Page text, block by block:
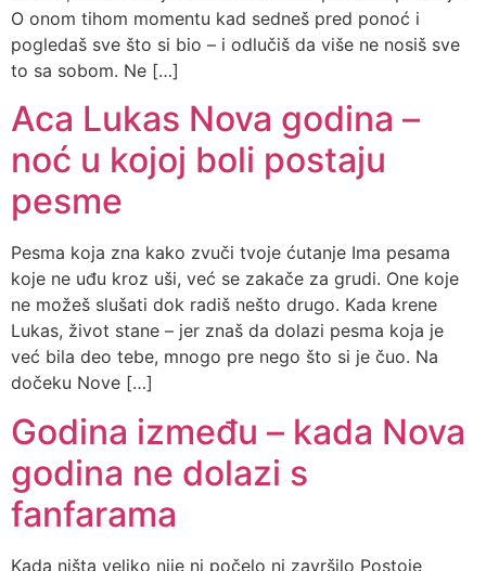
O onom tihom momentu kad sedneš pred ponoć i
pogledaš sve što si bio – i odlučiš da više ne nosiš sve
to sa sobom. Ne […]
Aca Lukas Nova godina –
noć u kojoj boli postaju
pesme
Pesma koja zna kako zvuči tvoje ćutanje Ima pesama
koje ne uđu kroz uši, već se zakače za grudi. One koje
ne možeš slušati dok radiš nešto drugo. Kada krene
Lukas, život stane – jer znaš da dolazi pesma koja je
već bila deo tebe, mnogo pre nego što si je čuo. Na
dočeku Nove […]
Godina između – kada Nova
godina ne dolazi s
fanfarama
Kada ništa veliko nije ni počelo ni završilo Postoje